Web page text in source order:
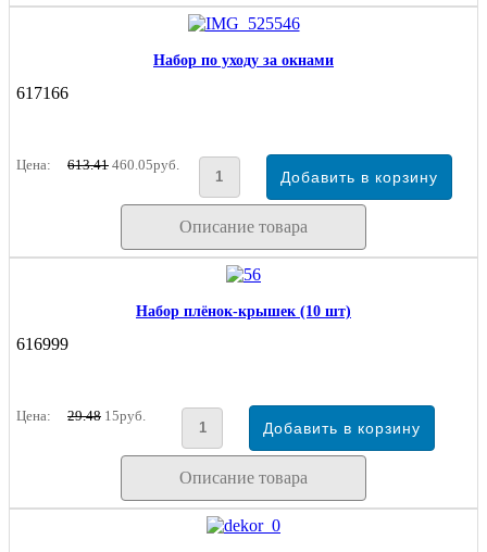
Набор по уходу за окнами
617166
Цена: 613.41 460.05руб.
Описание товара
Набор плёнок-крышек (10 шт)
616999
Цена: 29.48 15руб.
Описание товара